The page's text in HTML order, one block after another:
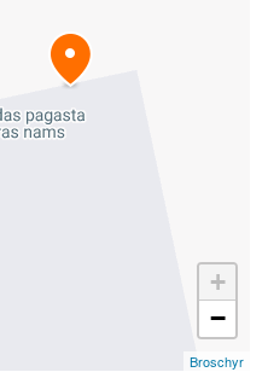
+
−
Broschyr